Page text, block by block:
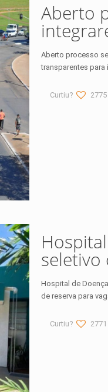
Aberto
Aberto processo
transparentes
Curtiu? 2775
seletivo
Hospital de
de reserva para
Curtiu? 2771